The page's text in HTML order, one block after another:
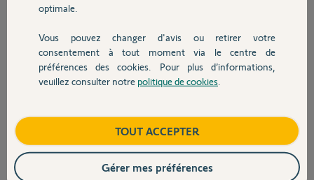
Devis avec un pro
Contact
Il faut la laissée débranché pendant 24h pour que la mémoire se
Reset de 30s
JACKY M. il y a plus d'un an
Bonjour, merci de votre info. Cela à fonctionner après avoir appliqué vos
infos.
Corialement
optimale.
Vous pouvez changer d'avis ou retirer votre
consentement à tout moment via le centre de
préférences des cookies. Pour plus d’informations,
veuillez consulter notre politique de cookies
TOUT ACCEPTER
Gérer mes préférences